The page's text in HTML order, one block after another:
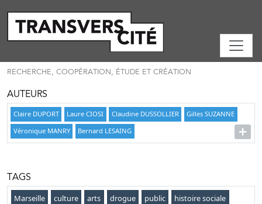
RECHERCHE, COOPÉRATION, ÉTUDE ET CRÉATION
AUTEURS
Claire DUPORT Laure CIOSI Claudine DUSSOLLIER
Gilles SUZANNE
Véronique MANRY
Bernard LESAING
TAGS
Marseille culture arts drogue public
histoire sociale